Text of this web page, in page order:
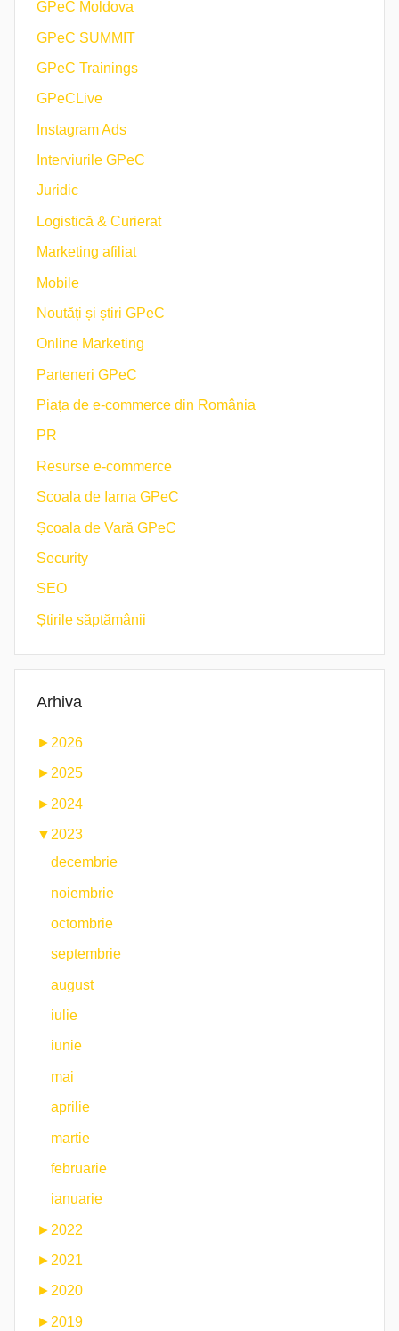
GPeC Moldova
GPeC SUMMIT
GPeC Trainings
GPeCLive
Instagram Ads
Interviurile GPeC
Juridic
Logistică & Curierat
Marketing afiliat
Mobile
Noutăți și știri GPeC
Online Marketing
Parteneri GPeC
Piața de e-commerce din România
PR
Resurse e-commerce
Scoala de Iarna GPeC
Școala de Vară GPeC
Security
SEO
Știrile săptămânii
Arhiva
► 2026
► 2025
► 2024
▼ 2023
decembrie
noiembrie
octombrie
septembrie
august
iulie
iunie
mai
aprilie
martie
februarie
ianuarie
► 2022
► 2021
►2020
► 2019